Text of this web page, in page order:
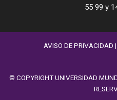
55 99 y
AVISO DE PRIVACIDAD |
© COPYRIGHT UNIVERSIDAD